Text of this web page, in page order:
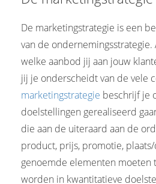
De marketingstrategie is een
van de
welke aanbod jij aan jouw
jij je onderscheidt van de vele
marketingstrategie beschrijf je
doelstellingen gerealiseerd
die aan de uiteraard aan de
product, prijs, promotie,
genoemde elementen moeten
worden in kwantitatieve